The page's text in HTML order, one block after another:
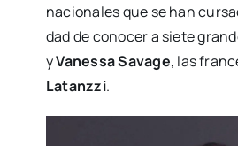
na­cio­na­les que se han
dad de cono­cer a sie­te
yVanes­sa Sava­ge, las
Latanz­zi.